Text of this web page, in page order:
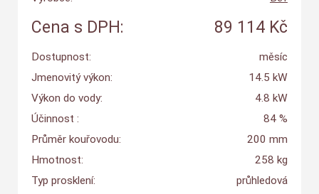
Cena s DPH: 89 114 Kč
Dostupnost:
měsíc
Jmenovitý výkon:
14.5 kW
Výkon do vody:
4.8 kW
Účinnost :
84 %
Průměr kouřovodu:
200 mm
Hmotnost:
258 kg
Typ prosklení:
průhledová